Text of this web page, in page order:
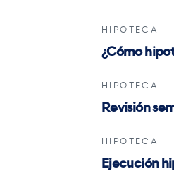
HIPOTECA
¿Cómo
HIPOTECA
Revisión
HIPOTECA
Ejecución